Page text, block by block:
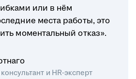
или в нём
места работы, это
моментальный отказ».
и HR-эксперт